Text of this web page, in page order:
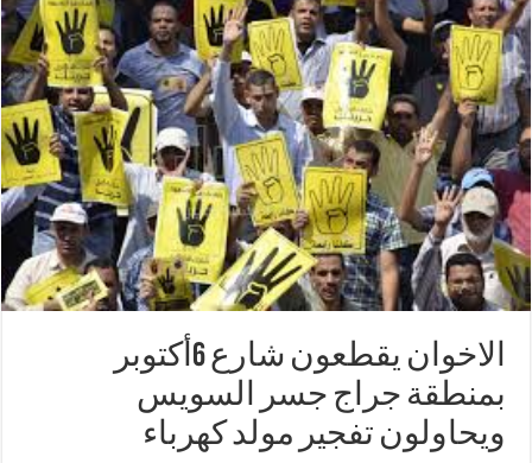
الاخوان يقطعون شارع 6أكتوبر
بمنطقة جراج جسر السويس
ويحاولون تفجير مولد كهرباء